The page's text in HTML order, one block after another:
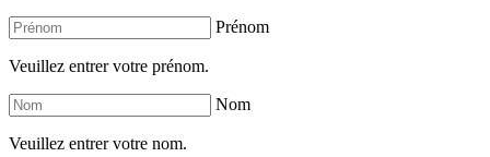
Prénom
Veuillez entrer votre prénom.
Nom
Veuillez entrer votre nom.